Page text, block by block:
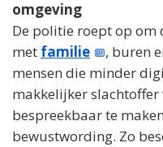
omgeving
De politie roept op om
met familie
, buren
mensen die minder
makkelijker
bespreekbaar te
bewustwording. Zo